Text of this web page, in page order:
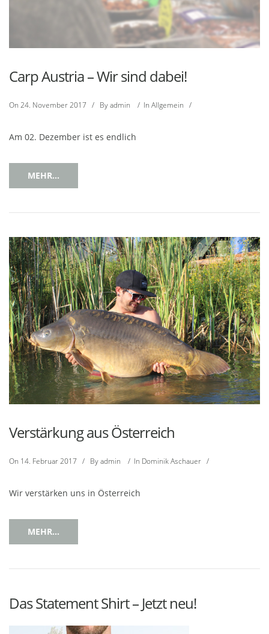
Carp Austria – Wir sind dabei!
On 24. November 2017 / Byadmin / In Allgemein /
Am 02. Dezember ist es endlich
MEHR...
Verstärkung aus Österreich
On 14. Februar 2017 / Byadmin / In Dominik Aschauer /
Wir verstärken uns in Österreich
MEHR...
Das Statement Shirt – Jetzt neu!